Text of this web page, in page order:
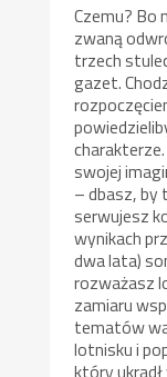
Czemu? Bo
zwaną
trzech
gazet.
swojej
– dbasz, by
serwujesz
wynikach
dwa lata)
rozważasz
zamiaru
tematów
lotnisku i
który